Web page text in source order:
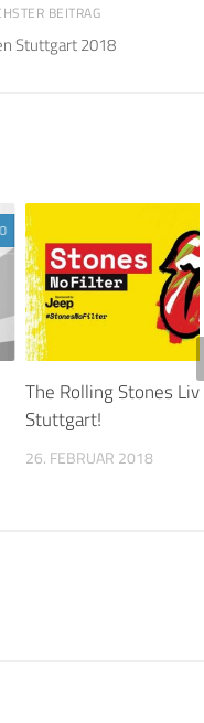
BEITRAG
Stuttgart 2018
The Rolling Stones
Stuttgart!
26. FEBRUAR 2018